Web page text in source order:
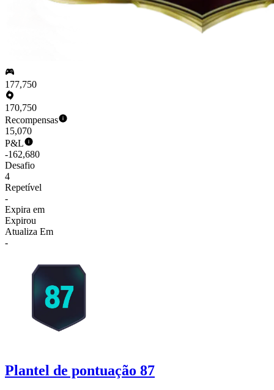
177,750
170,750
Recompensas
15,070
P&L
-162,680
Desafio
4
Repetível
-
Expira em
Expirou
Atualiza Em
-
Plantel de pontuação 87